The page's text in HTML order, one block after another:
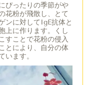
ぴったりの季節がや
花粉が飛散し、とて
ンに対してIgE抗体と
上に作ります。くし
すことで花粉の侵入
とにより、自分の体
います。